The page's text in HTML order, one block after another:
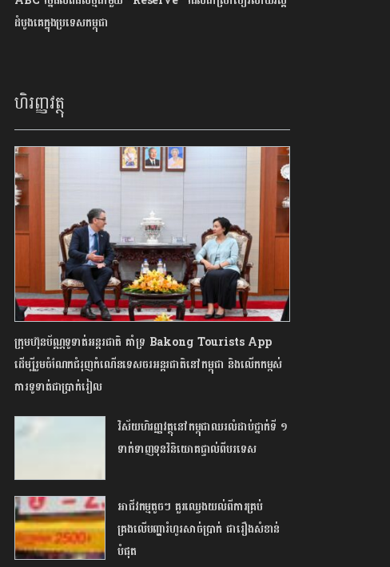
ដំបូងគេក្នុងប្រទេសកម្ពុជា
ហិរញ្ញវត្ថុ
ក្រុមហ៊ុនប័ណ្ណទូទាត់អន្តរជាតិ គាំទ្រ Bakong Tourists App
ដើម្បីរួមចំណែកជំរុញកំណើនទេសចរអន្តរជាតិនៅកម្ពុជា និងលើកកម្ពស់
ការទូទាត់ជាប្រាក់រៀល
វិស័យហិរញ្ញវត្ថុនៅកម្ពុជាឈរលំដាប់ថ្នាក់ទី ១
ទាក់ទាញទុនវិនិយោគផ្ទាល់ពីបរទេស
អាជីវកម្មតូចៗ គួរឈ្វេងយល់ពីការគ្រប់
គ្រងលើបញ្ហារំហូរសាច់ប្រាក់ ជារឿងសំខាន់
បំផុត